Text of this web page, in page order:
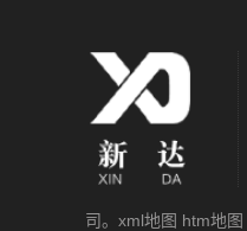
司。 xml地图 htm地图